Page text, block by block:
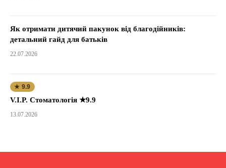
Як отримати дитячий пакунок від благодійників:
детальний гайд для батьків
22.07.2026
★ 9.9
V.I.P. Стоматологія ★9.9
13.07.2026